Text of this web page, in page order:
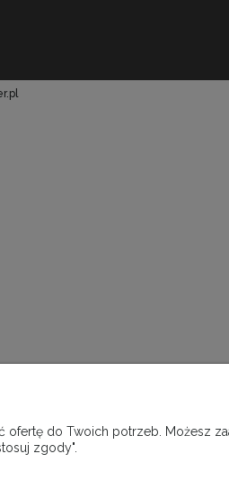
do Twoich potrzeb. Możesz
zgody".